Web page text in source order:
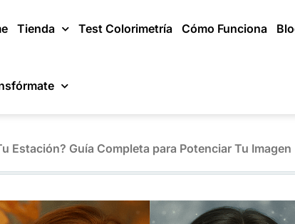
Tienda Test Colorimetría Cómo Funciona
Estación? Guía Completa para Potenciar Tu Imagen